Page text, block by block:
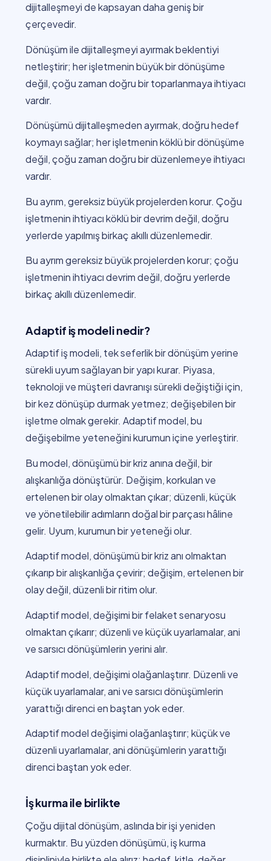
dijitalleşmeyi de kapsayan daha geniş bir
çerçevedir.
Dönüşüm ile dijitalleşmeyi ayırmak beklentiyi
netleştirir; her işletmenin büyük bir dönüşüme
değil, çoğu zaman doğru bir toparlanmaya ihtiyacı
vardır.
Dönüşümü dijitalleşmeden ayırmak, doğru hedef
koymayı sağlar; her işletmenin köklü bir dönüşüme
değil, çoğu zaman doğru bir düzenlemeye ihtiyacı
vardır.
Bu ayrım, gereksiz büyük projelerden korur. Çoğu
işletmenin ihtiyacı köklü bir devrim değil, doğru
yerlerde yapılmış birkaç akıllı düzenlemedir.
Bu ayrım gereksiz büyük projelerden korur; çoğu
işletmenin ihtiyacı devrim değil, doğru yerlerde
birkaç akıllı düzenlemedir.
Adaptif iş modeli nedir?
Adaptif iş modeli, tek seferlik bir dönüşüm yerine
sürekli uyum sağlayan bir yapı kurar. Piyasa,
teknoloji ve müşteri davranışı sürekli değiştiği için,
bir kez dönüşüp durmak yetmez; değişebilen bir
işletme olmak gerekir. Adaptif model, bu
değişebilme yeteneğini kurumun içine yerleştirir.
Bu model, dönüşümü bir kriz anına değil, bir
alışkanlığa dönüştürür. Değişim, korkulan ve
ertelenen bir olay olmaktan çıkar; düzenli, küçük
ve yönetilebilir adımların doğal bir parçası hâline
gelir. Uyum, kurumun bir yeteneği olur.
Adaptif model, dönüşümü bir kriz anı olmaktan
çıkarıp bir alışkanlığa çevirir; değişim, ertelenen bir
olay değil, düzenli bir ritim olur.
Adaptif model, değişimi bir felaket senaryosu
olmaktan çıkarır; düzenli ve küçük uyarlamalar, ani
ve sarsıcı dönüşümlerin yerini alır.
Adaptif model, değişimi olağanlaştırır. Düzenli ve
küçük uyarlamalar, ani ve sarsıcı dönüşümlerin
yarattığı direnci en baştan yok eder.
Adaptif model değişimi olağanlaştırır; küçük ve
düzenli uyarlamalar, ani dönüşümlerin yarattığı
direnci baştan yok eder.
İş kurma ile birlikte
Çoğu dijital dönüşüm, aslında bir işi yeniden
kurmaktır. Bu yüzden dönüşümü, iş kurma